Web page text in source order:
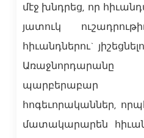
մէջ խնդրեց, որ
յատուկ
հիւանդներու`
պարբերաբար
հոգեւորականներ,
մատակարարեն